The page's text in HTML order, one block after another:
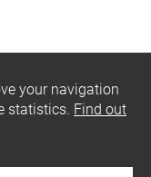
your navigation
statistics. Find out